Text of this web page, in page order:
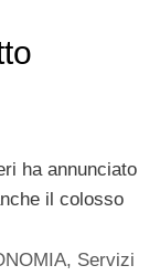
ha annunciato
il colosso
, Servizi